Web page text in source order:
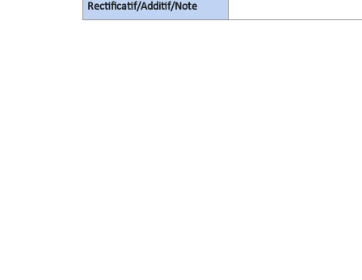
Rectificatif/Additif/Note